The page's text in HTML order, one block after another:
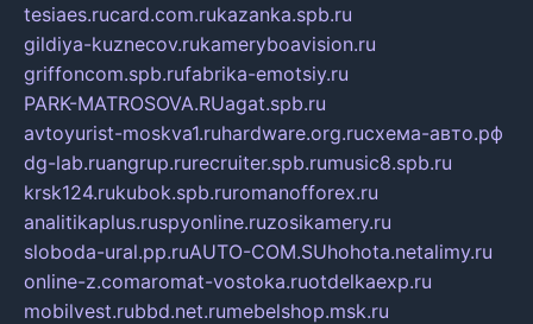
tesiaes.rucard.com.rukazanka.spb.ru
gildiya-kuznecov.rukameryboavision.ru
griffoncom.spb.rufabrika-emotsiy.ru
PARK-MATROSOVA.RUagat.spb.ru
avtoyurist-moskva1.ruhardware.org.ruсхема-авто.рф
dg-lab.ruangrup.rurecruiter.spb.rumusic8.spb.ru
krsk124.rukubok.spb.ruromanofforex.ru
analitikaplus.ruspyonline.ruzosikamery.ru
sloboda-ural.pp.ruAUTO-COM.SUhohota.netalimy.ru
online-z.comaromat-vostoka.ruotdelkaexp.ru
mobilvest.rubbd.net.rumebelshop.msk.ru